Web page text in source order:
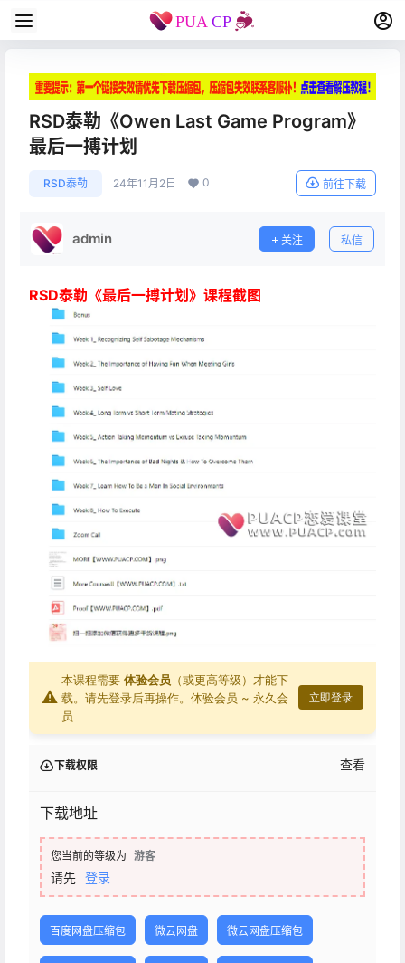
RSD泰勒《Owen Last Game Program》
最后一搏计划
RSD泰勒 24年11月2日 0 前往下载
admin 关注 私信
RSD泰勒《最后一搏计划》课程截图
⚠
本课程需要 体验会员 （或更高等级）才能下
载。请先登录后再操作。 体验会员 ~ 永久会
员
立即登录
下载权限 查看
下载地址
您当前的等级为 游客
请先 登录
百度网盘压缩包 微云网盘 微云网盘压缩包